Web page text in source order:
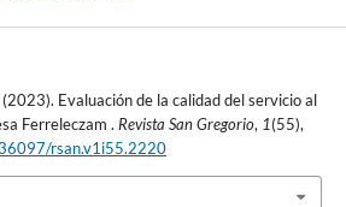
Evaluación de la calidad del servicio al
Ferreleczam . Revista San Gregorio, 1(55),
rsan.v1i55.2220